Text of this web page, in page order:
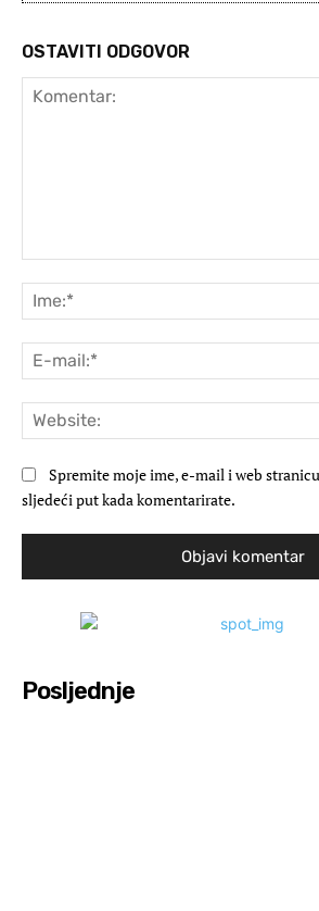
OSTAVITI ODGOVOR
Spremite moje ime, e-mail i web
sljedeći put kada komentarirate.
Posljednje